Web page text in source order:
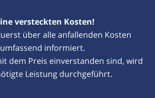
versteckten Kosten!
über alle anfallenden Kosten
umfassend informiert.
dem Preis einverstanden sind, wird
Leistung durchgeführt.